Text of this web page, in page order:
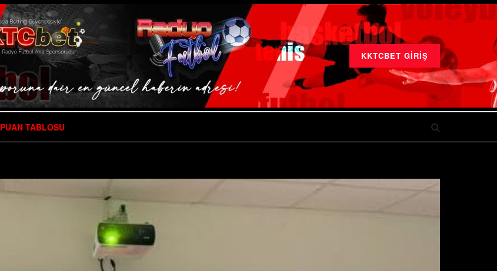
KKTCBET GIRIŞ
PUAN TABLOSU